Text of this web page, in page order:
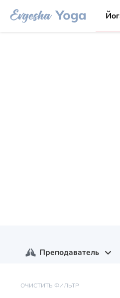
Преподаватель
ОЧИСТИТЬ ФИЛЬТР